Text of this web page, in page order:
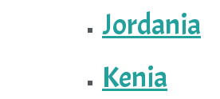
Jordania
Kenia